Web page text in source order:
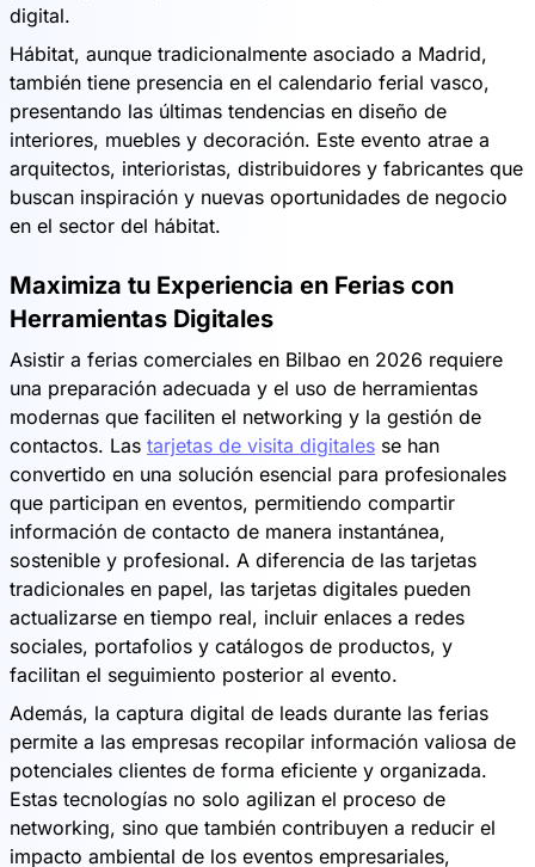
digital.
Hábitat, aunque tradicionalmente asociado a Madrid,
también tiene presencia en el calendario ferial vasco,
presentando las últimas tendencias en diseño de
interiores, muebles y decoración. Este evento atrae a
arquitectos, interioristas, distribuidores y fabricantes que
buscan inspiración y nuevas oportunidades de negocio
en el sector del hábitat.
Maximiza tu Experiencia en Ferias con
Herramientas Digitales
Asistir a ferias comerciales en Bilbao en 2026 requiere
una preparación adecuada y el uso de herramientas
modernas que faciliten el networking y la gestión de
contactos. Las tarjetas de visita digitales se han
convertido en una solución esencial para profesionales
que participan en eventos, permitiendo compartir
información de contacto de manera instantánea,
sostenible y profesional. A diferencia de las tarjetas
tradicionales en papel, las tarjetas digitales pueden
actualizarse en tiempo real, incluir enlaces a redes
sociales, portafolios y catálogos de productos, y
facilitan el seguimiento posterior al evento.
Además, la captura digital de leads durante las ferias
permite a las empresas recopilar información valiosa de
potenciales clientes de forma eficiente y organizada.
Estas tecnologías no solo agilizan el proceso de
networking, sino que también contribuyen a reducir el
impacto ambiental de los eventos empresariales,